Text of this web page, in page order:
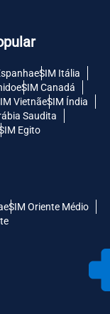
eSIM Itália
eSIM Canadá
VietnãeSIM Índia
Saudita
Egito
eSIM Oriente Médio